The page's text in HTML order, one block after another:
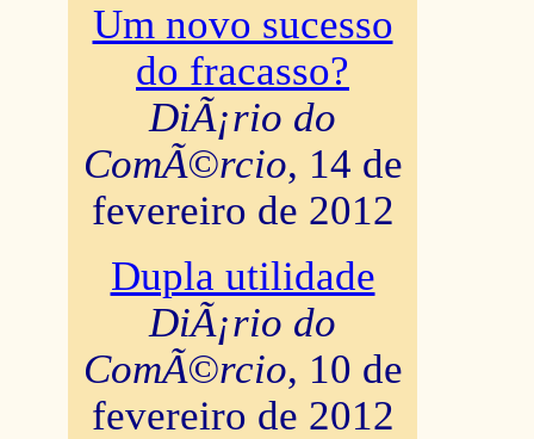
Um novo sucesso
do fracasso?
DiÃ¡rio do
ComÃ©rcio, 14 de
fevereiro de 2012
Dupla utilidade
DiÃ¡rio do
ComÃ©rcio, 10 de
fevereiro de 2012